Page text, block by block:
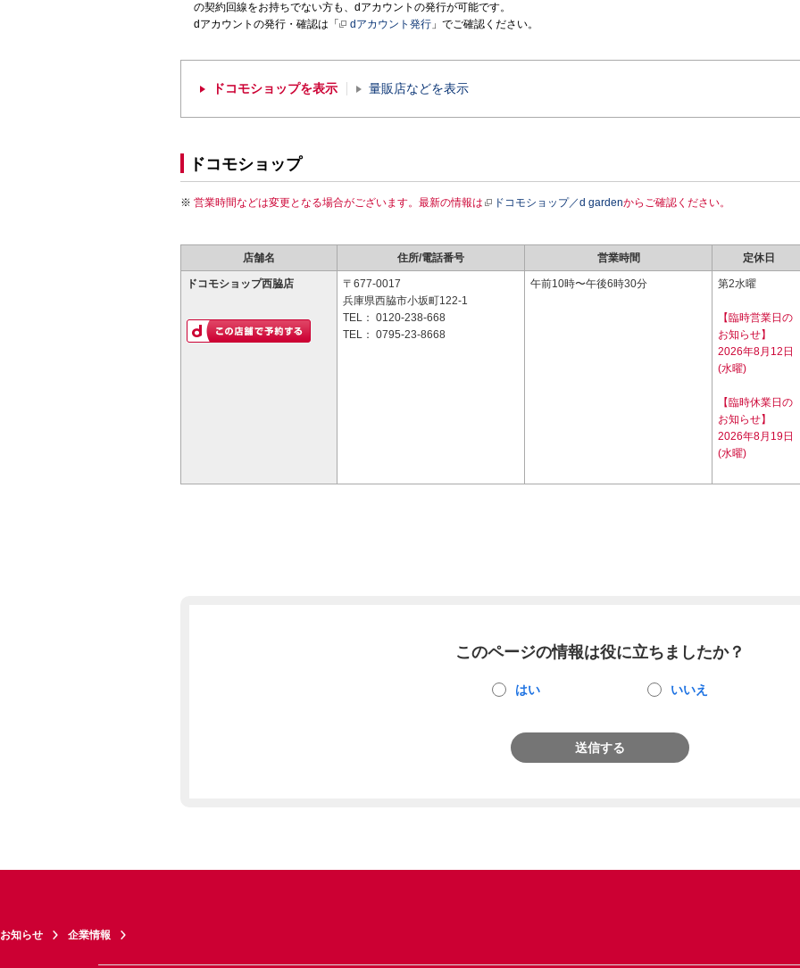
の契約回線をお持ちでない方も、dアカウントの発行が可能です。
dアカウントの発行・確認は「
dアカウント発行 」でご確認ください。
ドコモショップを表示 量販店などを表示
ドコモショップ
営業時間などは変更となる場合がございます。最新の情報は ドコモショップ／d gardenからご確認ください。
店舗名 住所/電話番号 営業時間 定休日
ドコモショップ西脇店
〒677-0017
兵庫県西脇市小坂町122-1
TEL： 0120-238-668
TEL： 0795-23-8668
午前10時〜午後6時30分 第2水曜
【臨時営業日の
お知らせ】
2026年8月12日
(水曜)
【臨時休業日の
お知らせ】
2026年8月19日
(水曜)
このページの情報は役に立ちましたか？
はい いいえ
送信する
お知らせ 企業情報